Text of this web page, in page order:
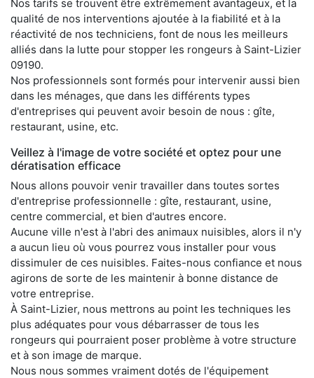
Nos tarifs se trouvent être extrêmement avantageux, et la
qualité de nos interventions ajoutée à la fiabilité et à la
réactivité de nos techniciens, font de nous les meilleurs
alliés dans la lutte pour stopper les rongeurs à Saint-Lizier
09190.
Nos professionnels sont formés pour intervenir aussi bien
dans les ménages, que dans les différents types
d'entreprises qui peuvent avoir besoin de nous : gîte,
restaurant, usine, etc.
Veillez à l'image de votre société et optez pour une
dératisation efficace
Nous allons pouvoir venir travailler dans toutes sortes
d'entreprise professionnelle : gîte, restaurant, usine,
centre commercial, et bien d'autres encore.
Aucune ville n'est à l'abri des animaux nuisibles, alors il n'y
a aucun lieu où vous pourrez vous installer pour vous
dissimuler de ces nuisibles. Faites-nous confiance et nous
agirons de sorte de les maintenir à bonne distance de
votre entreprise.
À Saint-Lizier, nous mettrons au point les techniques les
plus adéquates pour vous débarrasser de tous les
rongeurs qui pourraient poser problème à votre structure
et à son image de marque.
Nous nous sommes vraiment dotés de l'équipement